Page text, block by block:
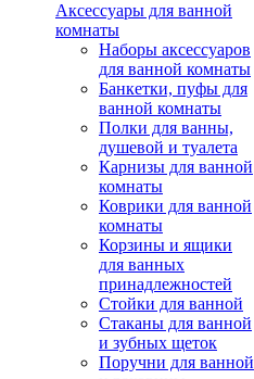
Аксессуары для ванной
комнаты
Наборы аксессуаров
для ванной комнаты
Банкетки, пуфы для
ванной комнаты
Полки для ванны,
душевой и туалета
Карнизы для ванной
комнаты
Коврики для ванной
комнаты
Корзины и ящики
для ванных
принадлежностей
Стойки для ванной
Стаканы для ванной
и зубных щеток
Поручни для ванной